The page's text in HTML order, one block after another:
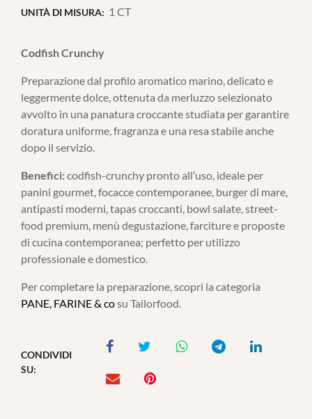
UNITÀ DI MISURA: 1 CT
Codfish Crunchy
Preparazione dal profilo aromatico marino, delicato e
leggermente dolce, ottenuta da merluzzo selezionato
avvolto in una panatura croccante studiata per garantire
doratura uniforme, fragranza e una resa stabile anche
dopo il servizio.
Benefici:codfish-crunchy pronto all’uso, ideale per
panini gourmet, focacce contemporanee, burger di mare,
antipasti moderni, tapas croccanti, bowl salate, street-
food premium, menù degustazione, farciture e proposte
di cucina contemporanea; perfetto per utilizzo
professionale e domestico.
Per completare la preparazione, scopri la categoria
PANE, FARINE & cosu Tailorfood.
CONDIVIDI
SU: